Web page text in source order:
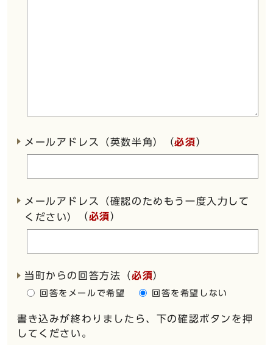
メールアドレス（英数半角）（必須）
メールアドレス（確認のためもう一度入力して
ください）
（必須）
当町からの回答方法 （必須）
回答をメールで希望 回答を希望しない
書き込みが終わりましたら、下の確認ボタンを押
してください。